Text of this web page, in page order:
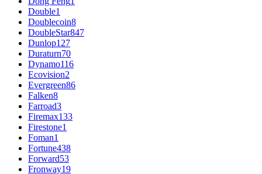
Double1
Doublecoin8
DoubleStar847
Dunlop127
Duraturn70
Dynamo116
Ecovision2
Evergreen86
Falken8
Farroad3
Firemax133
Firestone1
Foman1
Fortune438
Forward53
Fronway19